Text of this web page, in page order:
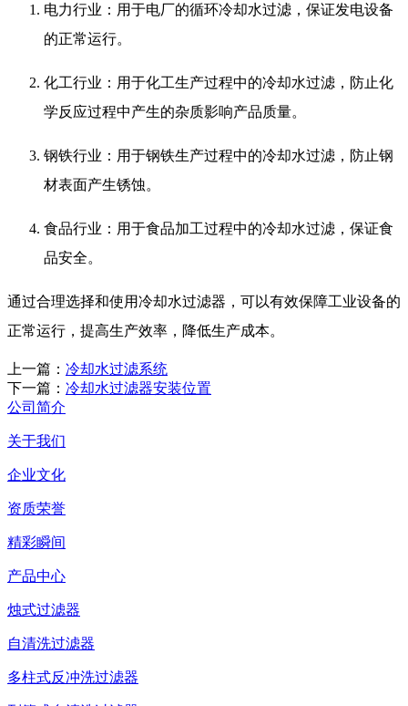
电力行业：用于电厂的循环冷却水过滤，保证发电设备
的正常运行。
化工行业：用于化工生产过程中的冷却水过滤，防止化
学反应过程中产生的杂质影响产品质量。
钢铁行业：用于钢铁生产过程中的冷却水过滤，防止钢
材表面产生锈蚀。
食品行业：用于食品加工过程中的冷却水过滤，保证食
品安全。
通过合理选择和使用冷却水过滤器，可以有效保障工业设备的
正常运行，提高生产效率，降低生产成本。
上一篇： 冷却水过滤系统
下一篇： 冷却水过滤器安装位置
公司简介
关于我们
企业文化
资质荣誉
精彩瞬间
产品中心
烛式过滤器
自清洗过滤器
多柱式反冲洗过滤器